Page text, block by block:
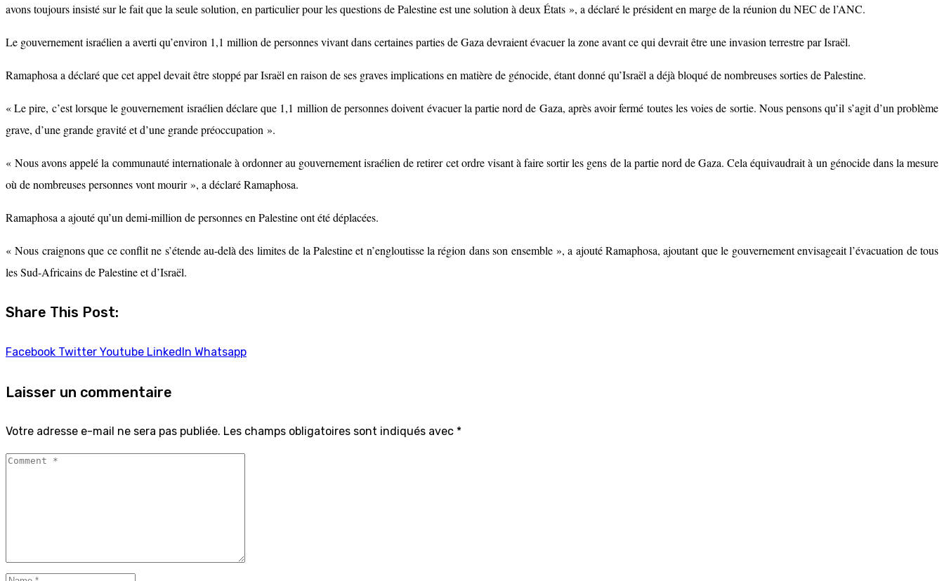
avons toujours insisté sur le fait que la seule solution, en particulier pour les questions de Palestine est une solution à deux États », a déclaré le président en marge de la réunion du NEC de l’ANC.
Le gouvernement israélien a averti qu’environ 1,1 million de personnes vivant dans certaines parties de Gaza devraient évacuer la zone avant ce qui devrait être une invasion terrestre par Israël.
Ramaphosa a déclaré que cet appel devait être stoppé par Israël en raison de ses graves implications en matière de génocide, étant donné qu’Israël a déjà bloqué de nombreuses sorties de Palestine.
« Le pire, c’est lorsque le gouvernement israélien déclare que 1,1 million de personnes doivent évacuer la partie nord de Gaza, après avoir fermé toutes les voies de sortie. Nous pensons qu’il s’agit d’un problème
grave, d’une grande gravité et d’une grande préoccupation ».
« Nous avons appelé la communauté internationale à ordonner au gouvernement israélien de retirer cet ordre visant à faire sortir les gens de la partie nord de Gaza. Cela équivaudrait à un génocide dans la mesure
où de nombreuses personnes vont mourir », a déclaré Ramaphosa.
Ramaphosa a ajouté qu’un demi-million de personnes en Palestine ont été déplacées.
« Nous craignons que ce conflit ne s’étende au-delà des limites de la Palestine et n’engloutisse la région dans son ensemble », a ajouté Ramaphosa, ajoutant que le gouvernement envisageait l’évacuation de tous
les Sud-Africains de Palestine et d’Israël.
Share This Post:
Facebook Twitter Youtube LinkedIn Whatsapp
Laisser un commentaire
Votre adresse e-mail ne sera pas publiée. Les champs obligatoires sont indiqués avec *